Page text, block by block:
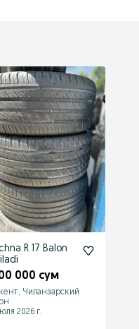
R 17 Balon
000 сум
Чиланзарский
2026 г.